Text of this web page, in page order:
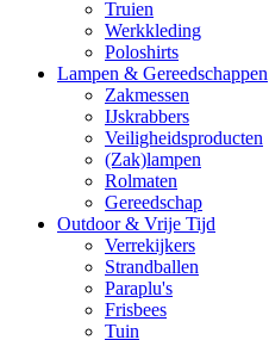
Truien
Werkkleding
Poloshirts
Lampen & Gereedschappen
Zakmessen
IJskrabbers
Veiligheidsproducten
(Zak)lampen
Rolmaten
Gereedschap
Outdoor & Vrije Tijd
Verrekijkers
Strandballen
Paraplu's
Frisbees
Tuin